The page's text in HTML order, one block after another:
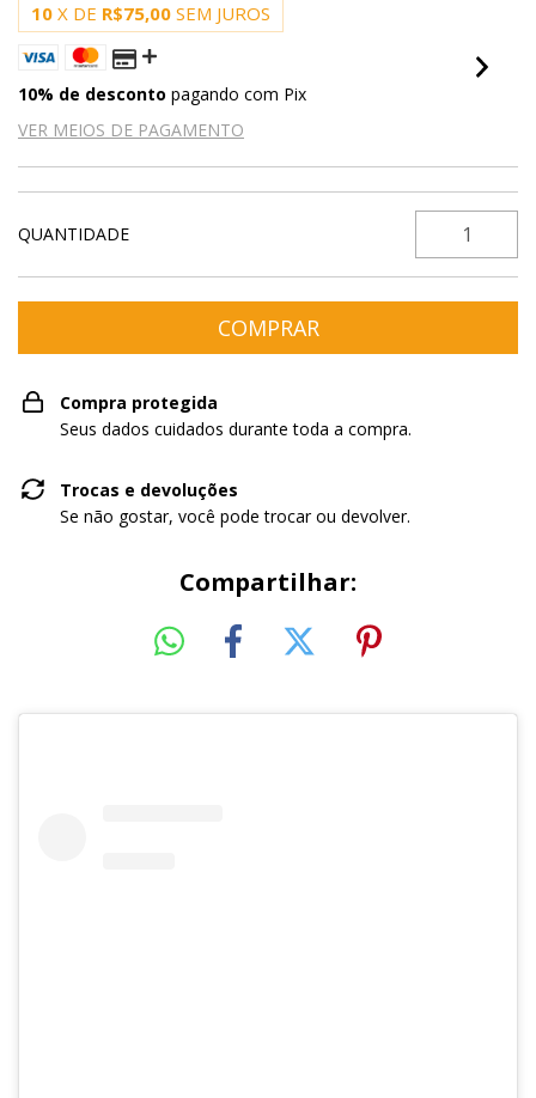
10 X DE R$75,00 SEM JUROS
10% de desconto pagando com Pix
VER MEIOS DE PAGAMENTO
QUANTIDADE
Compra protegida
Seus dados cuidados durante toda a compra.
Trocas e devoluções
Se não gostar, você pode trocar ou devolver.
Compartilhar: